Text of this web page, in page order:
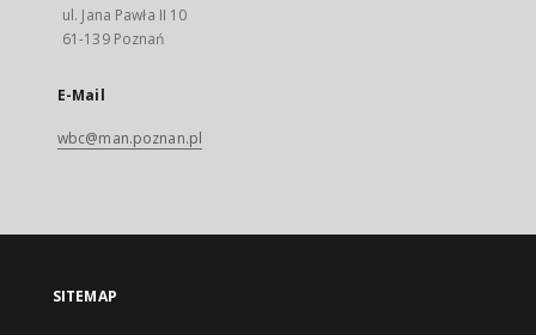
ul. Jana Pawła II 10
61-139 Poznań
E-Mail
wbc@man.poznan.pl
SITEMAP